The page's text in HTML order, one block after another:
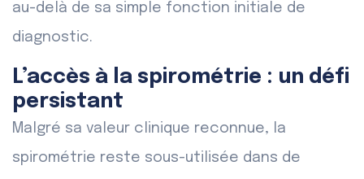
au-delà de sa simple fonction initiale de
diagnostic.
L’accès à la spirométrie : un défi
persistant
Malgré sa valeur clinique reconnue, la
spirométrie reste sous-utilisée dans de